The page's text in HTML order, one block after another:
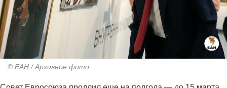
© ЕАН / Архивное фото